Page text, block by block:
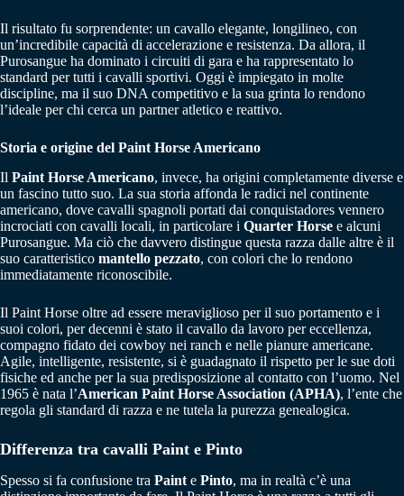
Il risultato fu sorprendente: un cavallo elegante, longilineo, con
un’incredibile capacità di accelerazione e resistenza. Da allora, il
Purosangue ha dominato i circuiti di gara e ha rappresentato lo
standard per tutti i cavalli sportivi. Oggi è impiegato in molte
discipline, ma il suo DNA competitivo e la sua grinta lo rendono
l’ideale per chi cerca un partner atletico e reattivo.
Storia e origine del Paint Horse Americano
Il Paint Horse Americano, invece, ha origini completamente diverse e
un fascino tutto suo. La sua storia affonda le radici nel continente
americano, dove cavalli spagnoli portati dai conquistadores vennero
incrociati con cavalli locali, in particolare i Quarter Horse e alcuni
Purosangue. Ma ciò che davvero distingue questa razza dalle altre è il
suo caratteristico mantello pezzato, con colori che lo rendono
immediatamente riconoscibile.
Il Paint Horse oltre ad essere meraviglioso per il suo portamento e i
suoi colori, per decenni è stato il cavallo da lavoro per eccellenza,
compagno fidato dei cowboy nei ranch e nelle pianure americane.
Agile, intelligente, resistente, si è guadagnato il rispetto per le sue doti
fisiche ed anche per la sua predisposizione al contatto con l’uomo. Nel
1965 è nata l’American Paint Horse Association (APHA), l’ente che
regola gli standard di razza e ne tutela la purezza genealogica.
Differenza tra cavalli Paint e Pinto
Spesso si fa confusione tra Paint e Pinto, ma in realtà c’è una